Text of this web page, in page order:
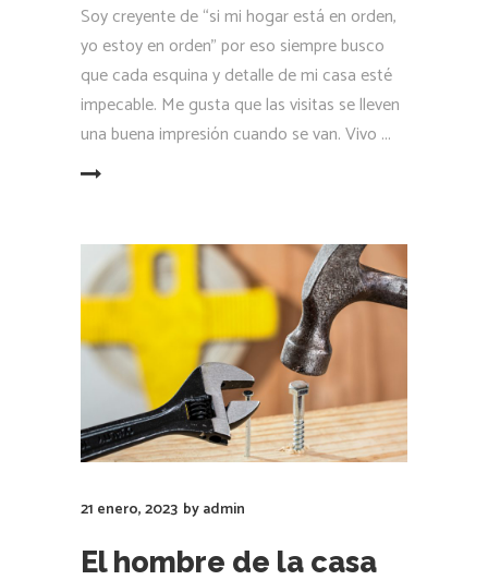
Soy creyente de “si mi hogar está en orden,
yo estoy en orden” por eso siempre busco
que cada esquina y detalle de mi casa esté
impecable. Me gusta que las visitas se lleven
una buena impresión cuando se van. Vivo
21 enero, 2023 byadmin
El hombre de la casa